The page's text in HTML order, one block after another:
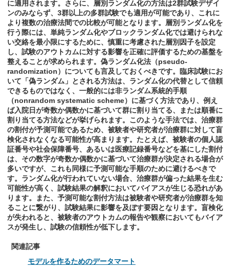
に適用されます。さらに、層別ランダム化の方法は2群試験デザイ
ンのみならず、3群以上の多群試験でも適用が可能であり、これに
より複数の治療法間での比較が可能となります。層別ランダム化を
行う際には、単純ランダム化やブロックランダム化では避けられな
い交絡を最小限にするために、慎重に考慮された層別因子を設定
し、試験のアウトカムに対する影響を正確に評価するための基盤を
整えることが求められます。偽ランダム化法（pseudo-
randomization）についても言及しておくべきです。臨床試験にお
いて「偽ランダム」とされる方法は、ランダム化の代替として信頼
できるものではなく、一般的には非ランダム系統的手順
（nonrandom systematic scheme）に基づく方法であり、例え
ば入院日が奇数か偶数かに基づいて群に割り当てる、または順番に
割り当てる方法などが挙げられます。このような手法では、治療群
の割付が予測可能であるため、被験者や研究者が治療群に対して盲
検化されなくなる可能性が高まります。たとえば、被験者の個人認
証番号や社会保障番号、あるいは医療記録番号などを基にした割付
は、その数字が奇数か偶数かに基づいて治療群が決定される場合が
多いですが、これも同様に予測可能な手順のために避けるべきで
す。ランダム化が行われていない場合、治療群が偏った結果を生む
可能性が高く、試験結果の解釈においてバイアスが生じる恐れがあ
ります。また、予測可能な割付方法は被験者や研究者が治療群を知
ることに繋がり、試験結果に影響を及ぼす要因となります。盲検化
が失われると、被験者のアウトカムの報告や観察においてもバイア
スが発生し、試験の信頼性が低下します。
関連記事
モデルを作るためのデータマート